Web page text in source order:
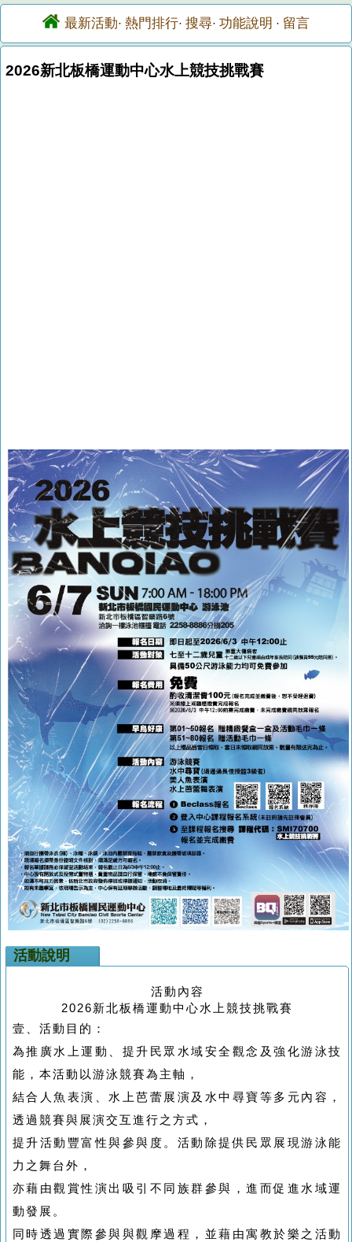
最新活動· 熱門排行· 搜尋· 功能說明 · 留言
2026新北板橋運動中心水上競技挑戰賽
活動說明
活動內容
2026新北板橋運動中心水上競技挑戰賽
壹、活動目的：
為推廣水上運動、提升民眾水域安全觀念及強化游泳技
能，本活動以游泳競賽為主軸，
結合人魚表演、水上芭蕾展演及水中尋寶等多元內容，
透過競賽與展演交互進行之方式，
提升活動豐富性與參與度。活動除提供民眾展現游泳能
力之舞台外，
亦藉由觀賞性演出吸引不同族群參與，進而促進水域運
動發展。
同時透過實際參與與觀摩過程，並藉由寓教於樂之活動